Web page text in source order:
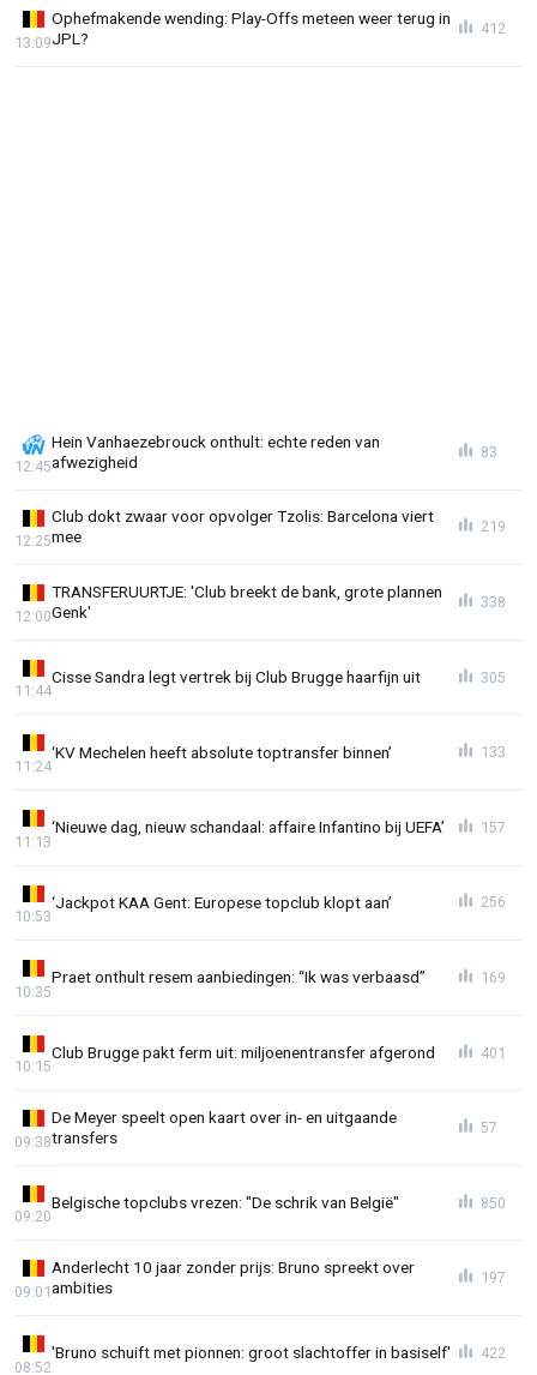
Ophefmakende wending: Play-Offs meteen weer terug in
JPL?
13:09
412
Hein Vanhaezebrouck onthult: echte reden van
afwezigheid
12:45
83
Club dokt zwaar voor opvolger Tzolis: Barcelona viert
mee
12:25
219
TRANSFERUURTJE: 'Club breekt de bank, grote plannen
Genk'
12:00
338
Cisse Sandra legt vertrek bij Club Brugge haarfijn uit
11:44
305
‘KV Mechelen heeft absolute toptransfer binnen’
11:24
133
‘Nieuwe dag, nieuw schandaal: affaire Infantino bij UEFA’
11:13
157
‘Jackpot KAA Gent: Europese topclub klopt aan’
10:53
256
Praet onthult resem aanbiedingen: “Ik was verbaasd”
10:35
169
Club Brugge pakt ferm uit: miljoenentransfer afgerond
10:15
401
De Meyer speelt open kaart over in- en uitgaande
transfers
09:38
57
Belgische topclubs vrezen: "De schrik van België"
09:20
850
Anderlecht 10 jaar zonder prijs: Bruno spreekt over
ambities
09:01
197
'Bruno schuift met pionnen: groot slachtoffer in basiself'
08:52
422